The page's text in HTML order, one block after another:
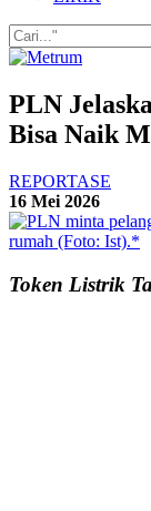
PLN
Bisa Naik
REPORTASE
16 Mei 2026
Token Listrik